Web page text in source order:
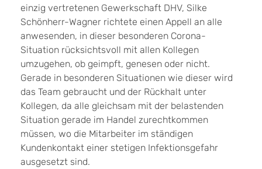
einzig vertretenen Gewerkschaft DHV, Silke
Schönherr-Wagner richtete einen Appell an alle
anwesenden, in dieser besonderen Corona-
Situation rücksichtsvoll mit allen Kollegen
umzugehen, ob geimpft, genesen oder nicht.
Gerade in besonderen Situationen wie dieser wird
das Team gebraucht und der Rückhalt unter
Kollegen, da alle gleichsam mit der belastenden
Situation gerade im Handel zurechtkommen
müssen, wo die Mitarbeiter im ständigen
Kundenkontakt einer stetigen Infektionsgefahr
ausgesetzt sind.